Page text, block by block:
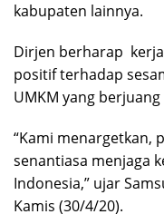
kabupaten lainnya.
Dirjen berharap
positif terhadap
UMKM yang
“Kami menargetkan,
senantiasa menjaga
Indonesia,” ujar
Kamis (30/4/20).